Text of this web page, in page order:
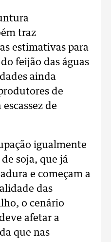
traz
estimativas para
feijão das águas
ainda
de
de
igualmente
soja, que já
e começam a
das
o cenário
afetar a
que nas